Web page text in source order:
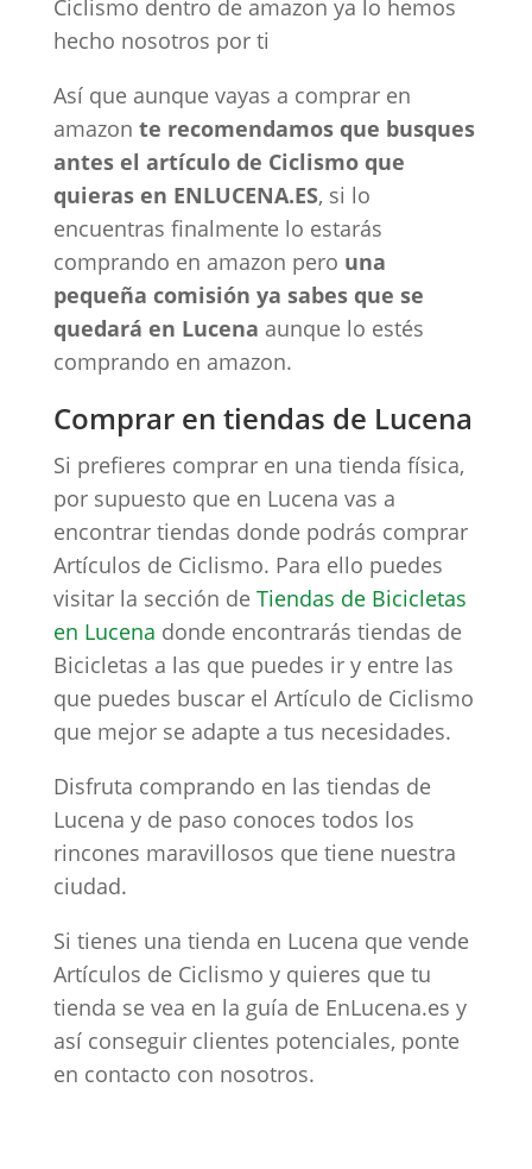
Ciclismo dentro de amazon ya lo hemos
hecho nosotros por ti
Así que aunque vayas a comprar en
amazon te recomendamos que busques
antes el artículo de Ciclismo que
quieras en ENLUCENA.ES, si lo
encuentras finalmente lo estarás
comprando en amazon pero una
pequeña comisión ya sabes que se
quedará en Lucena aunque lo estés
comprando en amazon.
Comprar en tiendas de Lucena
Si prefieres comprar en una tienda física,
por supuesto que en Lucena vas a
encontrar tiendas donde podrás comprar
Artículos de Ciclismo. Para ello puedes
visitar la sección de Tiendas de Bicicletas
en Lucena donde encontrarás tiendas de
Bicicletas a las que puedes ir y entre las
que puedes buscar el Artículo de Ciclismo
que mejor se adapte a tus necesidades.
Disfruta comprando en las tiendas de
Lucena y de paso conoces todos los
rincones maravillosos que tiene nuestra
ciudad.
Si tienes una tienda en Lucena que vende
Artículos de Ciclismo y quieres que tu
tienda se vea en la guía de EnLucena.es y
así conseguir clientes potenciales, ponte
en contacto con nosotros.